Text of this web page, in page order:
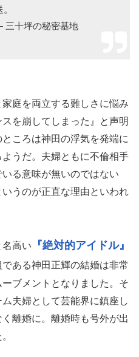
三十坪の秘密基地
庭を両立する難しさに悩み
を崩してしまった』と声明
ころは神田の浮気を発端に
うだ。夫婦ともに不倫相手
る意味が無いのではない
うのが正直な理由といわれ
名高い
『絶対的アイドル』
である神田正輝の結婚は非常
ブメントとなりました。そ
夫婦として芸能界に鎮座し
離婚に。離婚時も号外が出